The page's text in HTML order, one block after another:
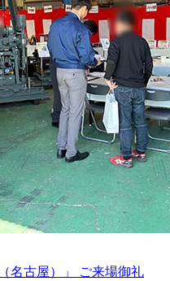
名古屋）」 ご来場御礼